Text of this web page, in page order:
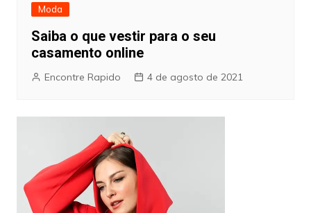
Moda
Saiba o que vestir para o seu
casamento online
Encontre Rapido 4 de agosto de 2021